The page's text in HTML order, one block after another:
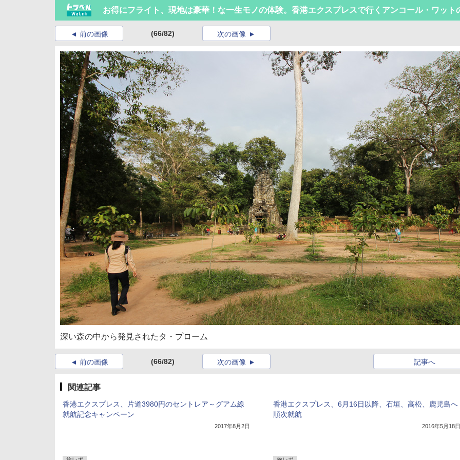
お得にフライト、現地は豪華！な一生モノの体験。香港エクスプレスで行くアンコール・ワット
前の画像 (66/82) 次の画像
深い森の中から発見されたタ・プローム
前の画像 (66/82) 記事へ
次の画像
関連記事
香港エクスプレス、片道3980円のセントレア～グアム線
就航記念キャンペーン
2017年8月2日
香港エクスプレス、6月16日以降、石垣、高松、鹿児島へ
順次就航
2016年5月18日